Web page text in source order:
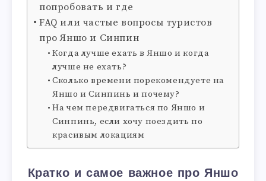
попробовать и где
FAQ или частые вопросы туристов
про Яншо и Синпин
Когда лучше ехать в Яншо и когда
лучше не ехать?
Сколько времени порекомендуете на
Яншо и Синпинь и почему?
На чем передвигаться по Яншо и
Синпинь, если хочу поездить по
красивым локациям
Кратко и самое важное про Яншо